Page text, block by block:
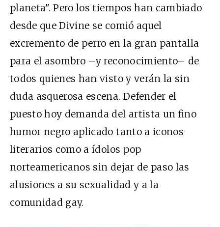
planeta". Pero los tiempos han cambiado
desde que Divine se comió aquel
excremento de perro en la gran pantalla
para el asombro –y reconocimiento– de
todos quienes han visto y verán la sin
duda asquerosa escena. Defender el
puesto hoy demanda del artista un fino
humor negro aplicado tanto a iconos
literarios como a ídolos pop
norteamericanos sin dejar de paso las
alusiones a su sexualidad y a la
comunidad gay.